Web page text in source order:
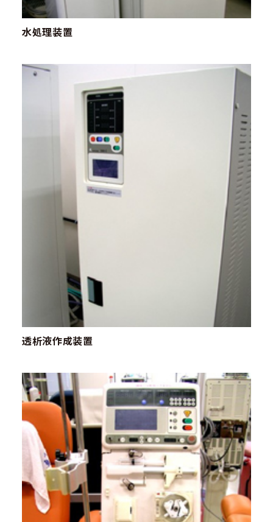
水処理装置
透析液作成装置